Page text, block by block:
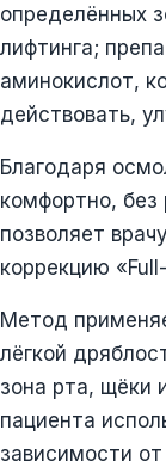
определённых
лифтинга;
аминокислот,
действовать,
Благодаря
комфортно, без
позволяет
коррекцию
Метод
лёгкой
зона рта, щёки
пациента
зависимости